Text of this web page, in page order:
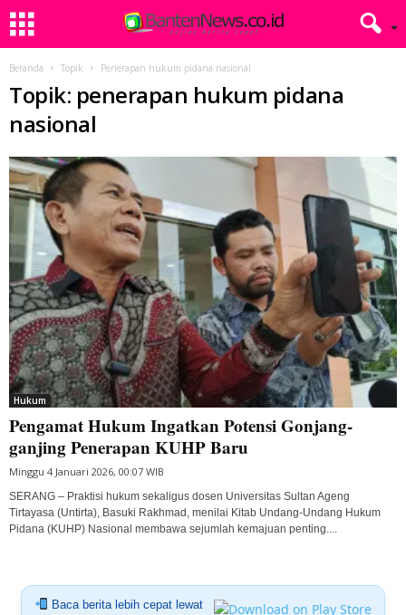
Beranda Topik Penerapan hukum pidana nasional
Topik: penerapan hukum pidana
nasional
Hukum
Pengamat Hukum Ingatkan Potensi Gonjang-
ganjing Penerapan KUHP Baru
Minggu 4 Januari 2026, 00:07 WIB
SERANG – Praktisi hukum sekaligus dosen Universitas Sultan Ageng
Tirtayasa (Untirta), Basuki Rakhmad, menilai Kitab Undang-Undang Hukum
Pidana (KUHP) Nasional membawa sejumlah kemajuan penting....
Baca berita lebih cepat lewat